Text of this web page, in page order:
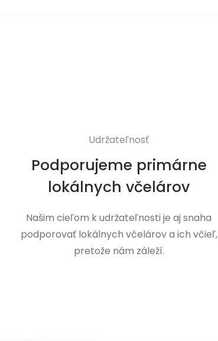
Udržateľnosť
Podporujeme primárne
lokálnych včelárov
Našim cieľom k udržateľnosti je aj snaha
podporovať lokálnych včelárov a ich včieľ,
pretože nám záleží.